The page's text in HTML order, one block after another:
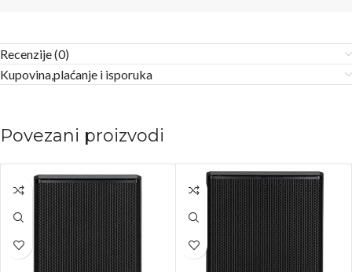
Recenzije (0)
Kupovina,plaćanje i isporuka
Povezani proizvodi